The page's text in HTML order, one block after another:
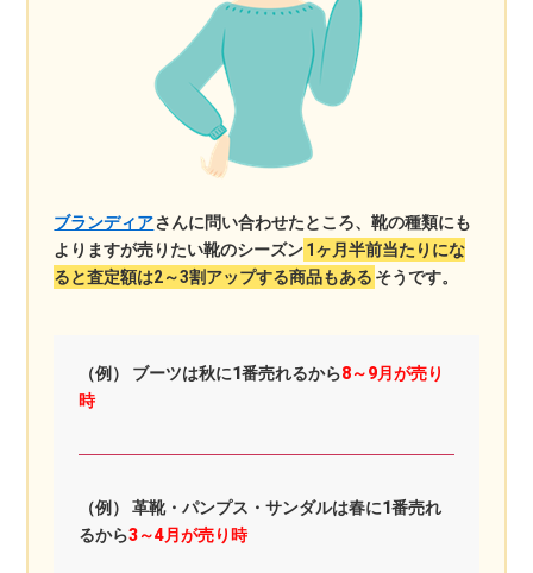
ブランディアさんに問い合わせたところ、靴の種類にも
よりますが売りたい靴のシーズン1ヶ月半前当たりにな
ると査定額は2～3割アップする商品もある そうです。
（例） ブーツは秋に1番売れるから8～9月が売り
時
（例） 革靴・パンプス・サンダルは春に1番売れ
るから3～4月が売り時